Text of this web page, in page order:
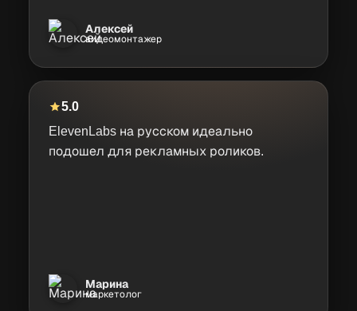
Алексей
видеомонтажер
5.0
ElevenLabs на русском идеально
подошел для рекламных роликов.
Марина
маркетолог